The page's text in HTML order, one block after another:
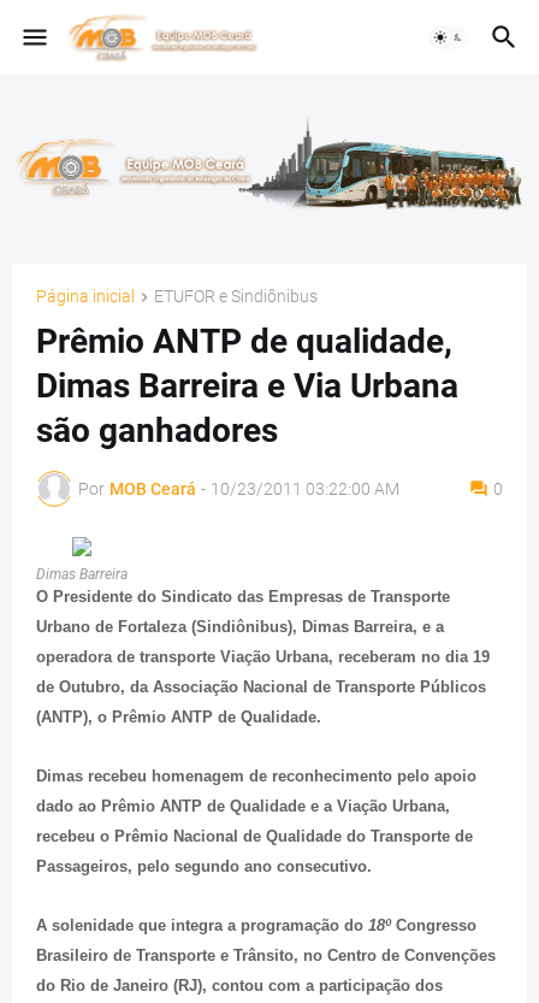
Página inicial ETUFOR e Sindiônibus
Prêmio ANTP de qualidade,
Dimas Barreira e Via Urbana
são ganhadores
Por MOB Ceará - 10/23/2011 03:22:00 AM 0
Dimas Barreira
O Presidente do Sindicato das Empresas de Transporte
Urbano de Fortaleza (Sindiônibus), Dimas Barreira, e a
operadora de transporte Viação Urbana, receberam no dia 19
de Outubro, da Associação Nacional de Transporte Públicos
(ANTP), o Prêmio ANTP de Qualidade.
Dimas recebeu homenagem de reconhecimento pelo apoio
dado ao Prêmio ANTP de Qualidade e a Viação Urbana,
recebeu o Prêmio Nacional de Qualidade do Transporte de
Passageiros, pelo segundo ano consecutivo.
A solenidade que integra a programação do 18ºCongresso
Brasileiro de Transporte e Trânsito, no Centro de Convenções
do Rio de Janeiro (RJ), contou com a participação dos